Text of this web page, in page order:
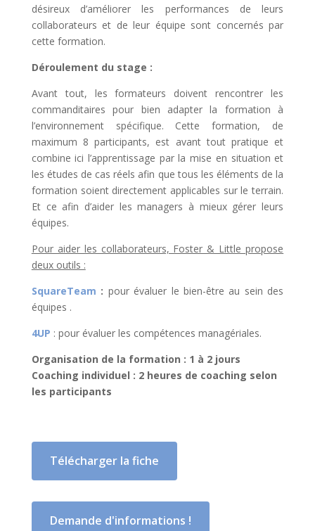
désireux d’améliorer les performances de leurs
collaborateurs et de leur équipe sont concernés par
cette formation.
Déroulement du stage :
Avant tout, les formateurs doivent rencontrer les
commanditaires pour bien adapter la formation à
l’environnement spécifique. Cette formation, de
maximum 8 participants, est avant tout pratique et
combine ici l’apprentissage par la mise en situation et
les études de cas réels afin que tous les éléments de la
formation soient directement applicables sur le terrain.
Et ce afin d’aider les managers à mieux gérer leurs
équipes.
Pour aider les collaborateurs, Foster & Little propose
deux outils :
SquareTeam : pour évaluer le bien-être au sein des
équipes .
4UP : pour évaluer les compétences managériales.
Organisation de la formation : 1 à 2 jours
Coaching individuel : 2 heures de coaching selon
les participants
Télécharger la fiche
Demande d'informations !